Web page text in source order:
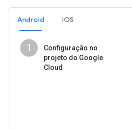
Android iOS
1
Configuração no
projeto do Google
Cloud